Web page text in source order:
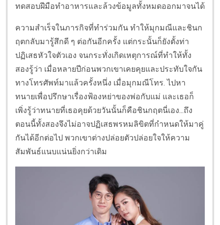
ทดสอบฝีมือทำอาหารและล้วงข้อมูลทั้งหมดออกมาจนได้
ความสำเร็จในภารกิจที่ทำร่วมกัน ทำให้มุกมณีและชินก
ฤตกลับมารู้สึกดี ๆ ต่อกันอีกครั้ง แต่กระนั้นก็ยังตั้งท่า
ปฏิเสธหัวใจตัวเอง จนกระทั่งเกิดเหตุการณ์ที่ทำให้ทั้ง
สองรู้ว่า เมื่อหลายปีก่อนพวกเขาเคยคุยและประทับใจกัน
ทางโทรศัพท์มาแล้วครั้งหนึ่ง เมื่อมุกมณีโทร. ไปหา
ทนายเพื่อปรึกษาเรื่องฟ้องหย่าของพ่อกับแม่ และเธอก็
เพิ่งรู้ว่าทนายที่เธอคุยด้วยวันนั้นก็คือชินกฤตนี่เอง...ถึง
ตอนนี้ทั้งสองจึงไม่อาจปฏิเสธพรหมลิขิตที่กำหนดให้มาคู่
กันได้อีกต่อไป พวกเขาต่างปล่อยตัวปล่อยใจให้ความ
สัมพันธ์แนบแน่นยิ่งกว่าเดิม